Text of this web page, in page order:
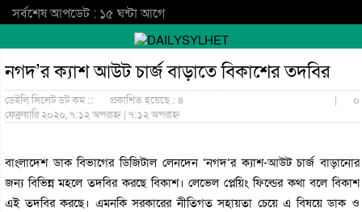
সর্বশেষ আপডেট : ১৫ ঘন্টা আগে
নগদ’র ক্যাশ আউট চার্জ বাড়াতে বিকাশের তদবির
ডেইলি সিলেট ডট কম ::
প্রকাশিত হয়েছে : ৪
ফেব্রুয়ারি ২০২০, ৭:১২ অপরাহ্ন | ৭:১২ অপরাহ্ন
| ০
বাংলাদেশ ডাক বিভাগের ডিজিটাল লেনদেন ‘নগদ’র ক্যাশ-আউট চার্জ বাড়ানোর
জন্য বিভিন্ন মহলে তদবির করছে বিকাশ। লেভেল প্লেয়িং ফিল্ডের কথা বলে বিকাশ
এই তদবির করছে। এমনকি সরকারের নীতিগত সহায়তা চেয়ে এ বিষয়ে ডাক ও